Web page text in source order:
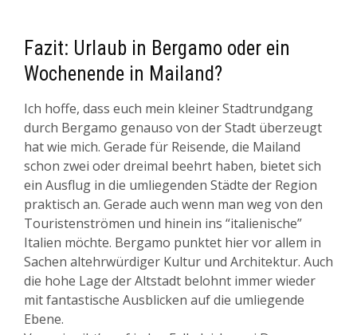
Fazit: Urlaub in Bergamo oder ein
Wochenende in Mailand?
Ich hoffe, dass euch mein kleiner Stadtrundgang
durch Bergamo genauso von der Stadt überzeugt
hat wie mich. Gerade für Reisende, die Mailand
schon zwei oder dreimal beehrt haben, bietet sich
ein Ausflug in die umliegenden Städte der Region
praktisch an. Gerade auch wenn man weg von den
Touristenströmen und hinein ins “italienische”
Italien möchte. Bergamo punktet hier vor allem in
Sachen altehrwürdiger Kultur und Architektur. Auch
die hohe Lage der Altstadt belohnt immer wieder
mit fantastische Ausblicken auf die umliegende
Ebene.